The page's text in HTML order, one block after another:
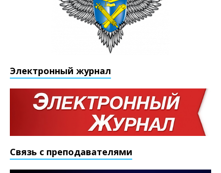
Электронный журнал
Связь с преподавателями